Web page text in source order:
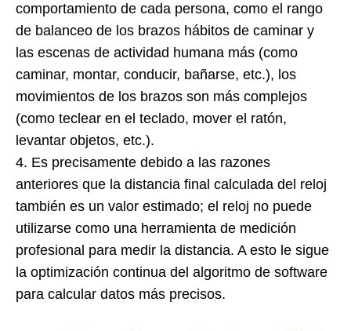
comportamiento de cada persona, como el rango
de balanceo de los brazos hábitos de caminar y
las escenas de actividad humana más (como
caminar, montar, conducir, bañarse, etc.), los
movimientos de los brazos son más complejos
(como teclear en el teclado, mover el ratón,
levantar objetos, etc.).
4. Es precisamente debido a las razones
anteriores que la distancia final calculada del reloj
también es un valor estimado; el reloj no puede
utilizarse como una herramienta de medición
profesional para medir la distancia. A esto le sigue
la optimización continua del algoritmo de software
para calcular datos más precisos.